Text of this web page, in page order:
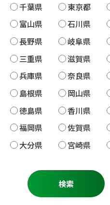
千葉県
東京都
富山県
石川県
長野県
岐阜県
三重県
滋賀県
兵庫県
奈良県
島根県
岡山県
徳島県
香川県
福岡県
佐賀県
大分県
宮崎県